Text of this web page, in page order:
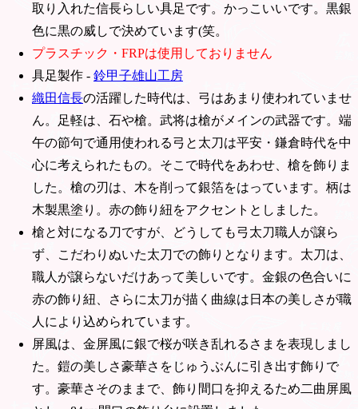
取り入れた信長らしい具足です。かっこいいです。黒銀
色に黒の威しで決めています(笑。
プラスチック・FRPは使用しておりません
具足製作 - 鈴甲子雄山工房
織田信長の活躍した時代は、弓はあまり使われていませ
ん。足軽は、石や槍。武将は槍がメインの武器です。端
午の節句で通用使われる弓と太刀は平安・鎌倉時代を中
心に考えられたもの。そこで時代をあわせ、槍を飾りま
した。槍の刃は、木を削って銀箔をはっています。柄は
木製黒塗り。赤の飾り紐をアクセントとしました。
槍と対になる刀ですが、どうしても弓太刀職人が譲ら
ず、こだわりぬいた太刀での飾りとなります。太刀は、
職人が譲らないだけあって美しいです。金銀の色合いに
赤の飾り紐、さらに太刀が描く曲線は日本の美しさが職
人により込められています。
屏風は、金屏風に銀で桜が咲き乱れるさまを表現しまし
た。鎧の美しさ豪華さをじゅうぶんに引き出す飾りで
す。豪華さそのままで、飾り間口を抑えるため二曲屏風